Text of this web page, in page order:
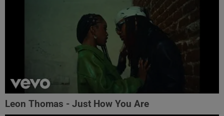
Leon Thomas - Just How You Are